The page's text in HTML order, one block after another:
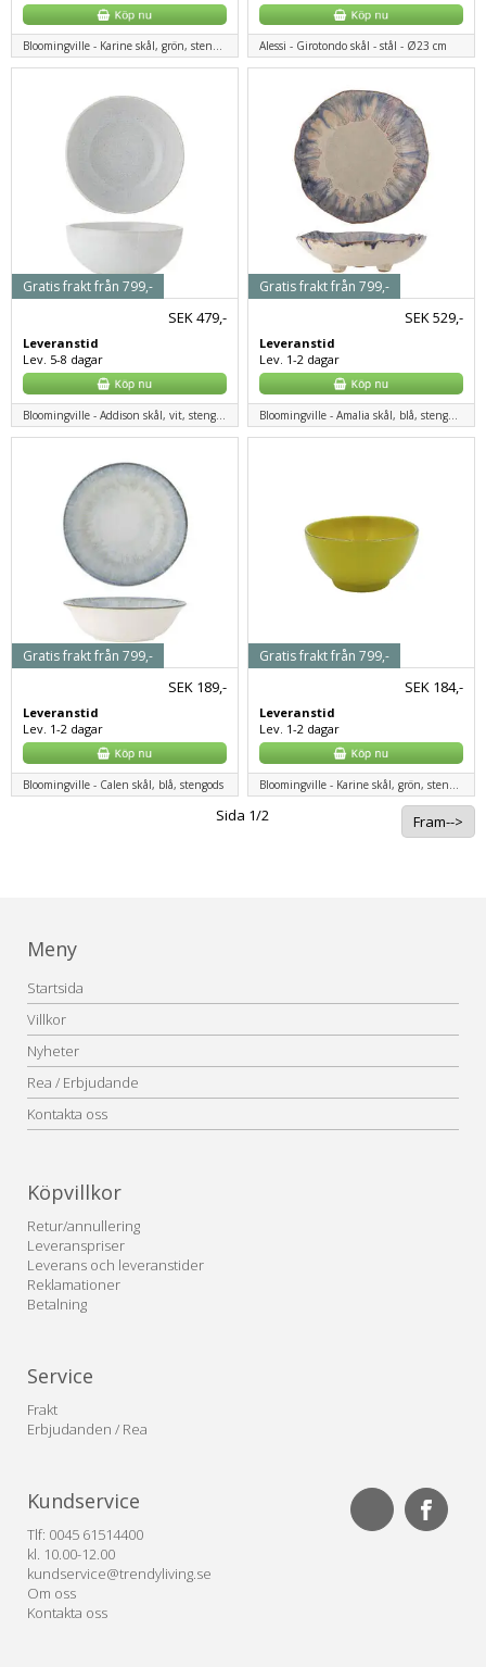
Bloomingville - Karine skål, grön, stengods Alessi - Girotondo skål - stål - Ø23 cm
SEK479,-
Leveranstid
Lev. 5-8 dagar
Gratis frakt från 799,-
Bloomingville - Addison skål, vit, stengods
SEK529,-
Leveranstid
Lev. 1-2 dagar
Gratis frakt från 799,-
Bloomingville - Amalia skål, blå, stengods
SEK 189,-
Leveranstid
Lev. 1-2 dagar
Gratis frakt från 799,-
Bloomingville - Calen skål, blå, stengods
SEK 184,-
Leveranstid
Lev. 1-2 dagar
Gratis frakt från 799,-
Sida 1/2 Fram-->
Meny
Startsida
Villkor
Nyheter
Rea / Erbjudande
Kontakta oss
Köpvillkor
Retur/annullering
Leveranspriser
Leverans och leveranstider
Reklamationer
Betalning
Service
Frakt
Erbjudanden / Rea
Kundservice
Tlf: 0045 61514400
kl. 10.00-12.00
kundservice@trendyliving.se
Om oss
Kontakta oss